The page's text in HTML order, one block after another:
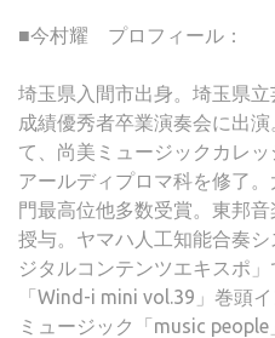
■今村耀 プロフィール：
埼玉県入間市出身。埼玉県立
成績優秀者卒業演奏会に出
て、尚美ミュージックカレ
アールディプロマ科を修了
門最高位他多数受賞。東邦
授与。ヤマハ人工知能合奏
ジタルコンテンツエキスポ
「Wind-i mini vol.39」巻頭
ミュージック「music